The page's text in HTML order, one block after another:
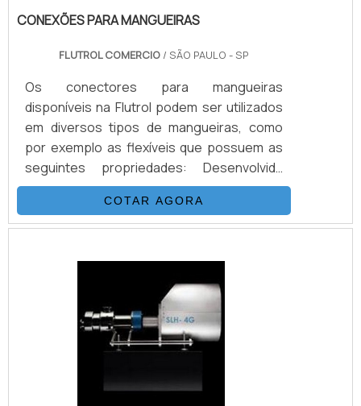
CONEXÕES PARA MANGUEIRAS
FLUTROL COMERCIO / SÃO PAULO - SP
Os conectores para mangueiras
disponíveis na Flutrol podem ser utilizados
em diversos tipos de mangueiras, como
por exemplo as flexíveis que possuem as
seguintes propriedades: Desenvolvida
para alta e altíssimas pressões (3.200 Bar).
Excelentes características de vazão. Baixa
expansão volumétrica. Excepcional
externas.DETALHES PARA SER
DESTACADOS SOBRE O PRODUTOAs
conexões de mangueiras são
importantíssimas para conec.
COTAR AGORA